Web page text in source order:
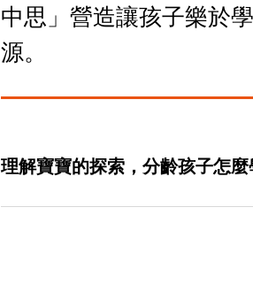
中思」營造讓孩子樂於
源。
理解寶寶的探索，分齡孩子怎麼